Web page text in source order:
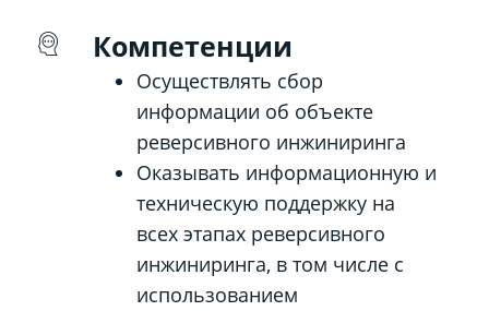
Компетенции
Осуществлять сбор
информации об объекте
реверсивного инжиниринга
Оказывать информационную и
техническую поддержку на
всех этапах реверсивного
инжиниринга, в том числе с
использованием